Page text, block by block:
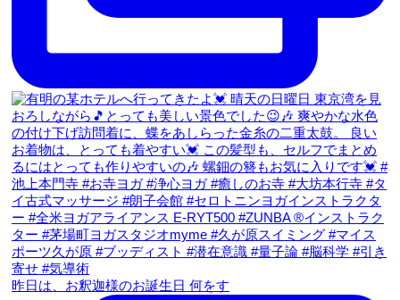
昨日は、お釈迦様のお誕生日 何をす